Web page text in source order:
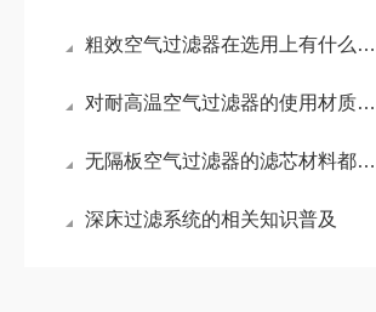
粗效空气过滤器在选用上有什么要点？
对耐高温空气过滤器的使用材质进行说明
无隔板空气过滤器的滤芯材料都有哪些类型？
深床过滤系统的相关知识普及